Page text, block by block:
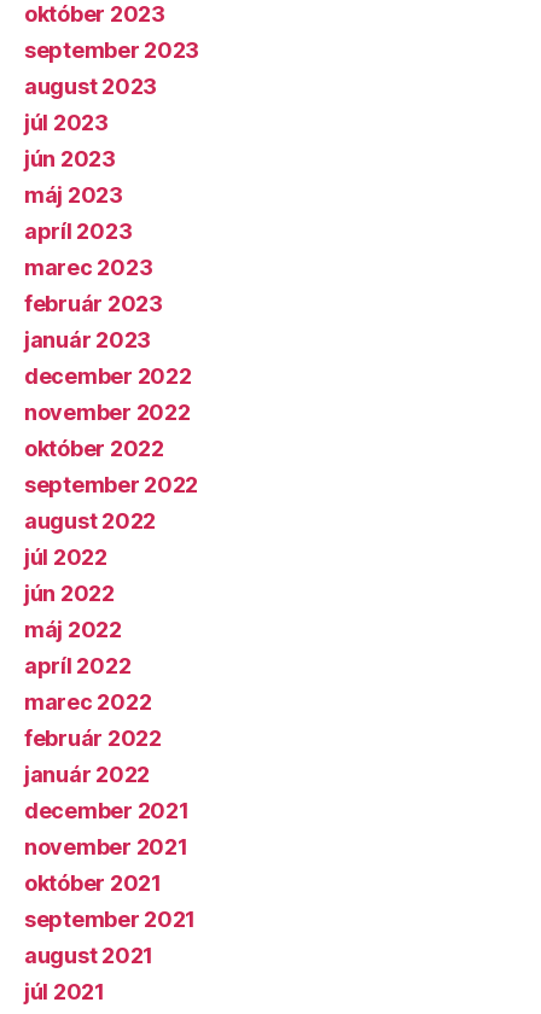
október 2023
september 2023
august 2023
júl 2023
jún 2023
máj 2023
apríl 2023
marec 2023
február 2023
január 2023
december 2022
november 2022
október 2022
september 2022
august 2022
júl 2022
jún 2022
máj 2022
apríl 2022
marec 2022
február 2022
január 2022
december 2021
november 2021
október 2021
september 2021
august 2021
júl 2021